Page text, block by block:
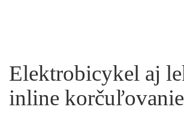
Elektrobicykel aj
inline korčuľovanie